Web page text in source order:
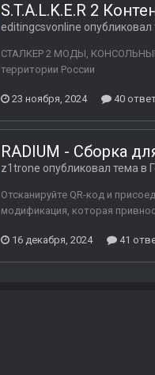
S.T.A.L.K.E.R 2
editingcsvonline опубликовал
СТАЛКЕР 2 МОДЫ, КОНСОЛЬНЫЕ
территории России
23 ноября, 2024 40
RADIUM - Сборка
z1trone опубликовал тема в
Отсканируйте QR-код и
модификация, которая
16 декабря, 2024 41